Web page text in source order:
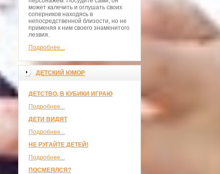
может калечить и оглушать своих
соперников находясь в
непосредственной близости, но не
применяя к ним своего знаменитого
лезвия.
Подробнее...
ДЕТСКИЙ ЮМОР
ДЕТСТВО, В КУБИКИ ИГРАЮ
Подробнее...
ДЕТИ ВИДЯТ
Подробнее...
НЕ РУГАЙТЕ ДЕТЕЙ!
Подробнее...
ПОСМЕЯЛСЯ?